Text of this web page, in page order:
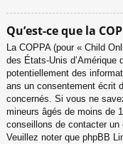
Qu’est-ce que la
La COPPA (pour « Child
des États-Unis
potentiellement des
ans un consentement écrit
concernés. Si vous ne
mineurs âgés de moins de
conseillons de contacter un
Veuillez noter que phpBB